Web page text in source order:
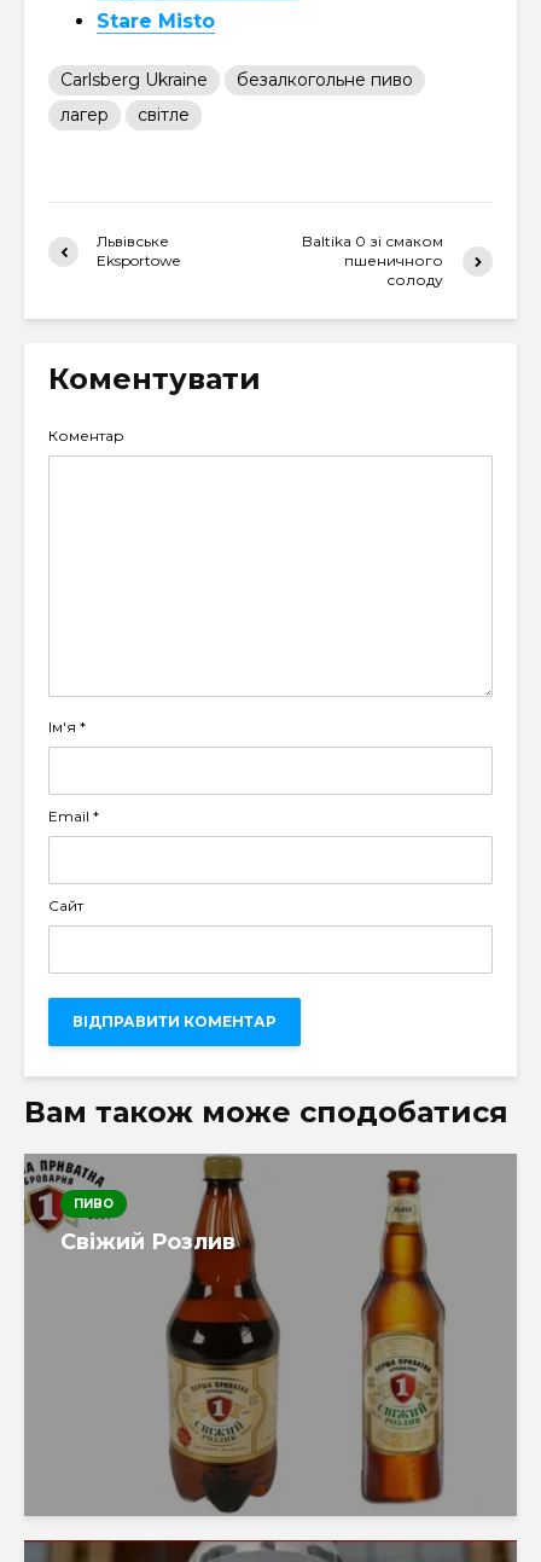
Stare Misto
Carlsberg Ukraine
безалкогольне пиво
лагер
світле
Львівське
Eksportowe
Baltika 0 зі смаком
пшеничного
солоду
Коментувати
Коментар
Ім'я *
Email *
Сайт
Вам також може сподобатися
ПИВО
Свіжий Розлив